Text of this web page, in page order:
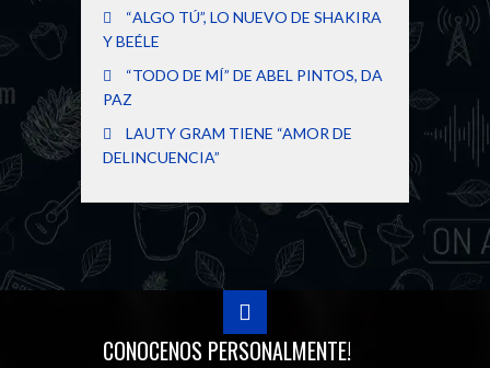
“ALGO TÚ”, LO NUEVO DE SHAKIRA
Y BEÉLE
“TODO DE MÍ” DE ABEL PINTOS, DA
PAZ
LAUTY GRAM TIENE “AMOR DE
DELINCUENCIA”
CONOCENOS PERSONALMENTE!